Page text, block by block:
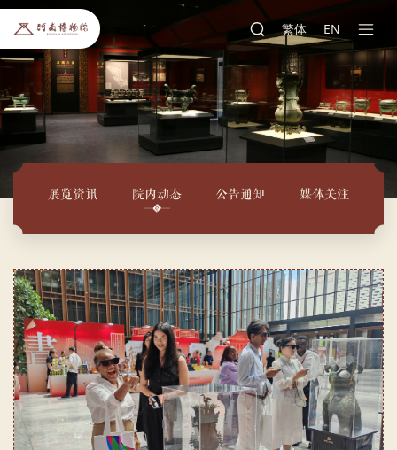
繁体 EN
展览资讯 院内动态 公告通知 媒体关注